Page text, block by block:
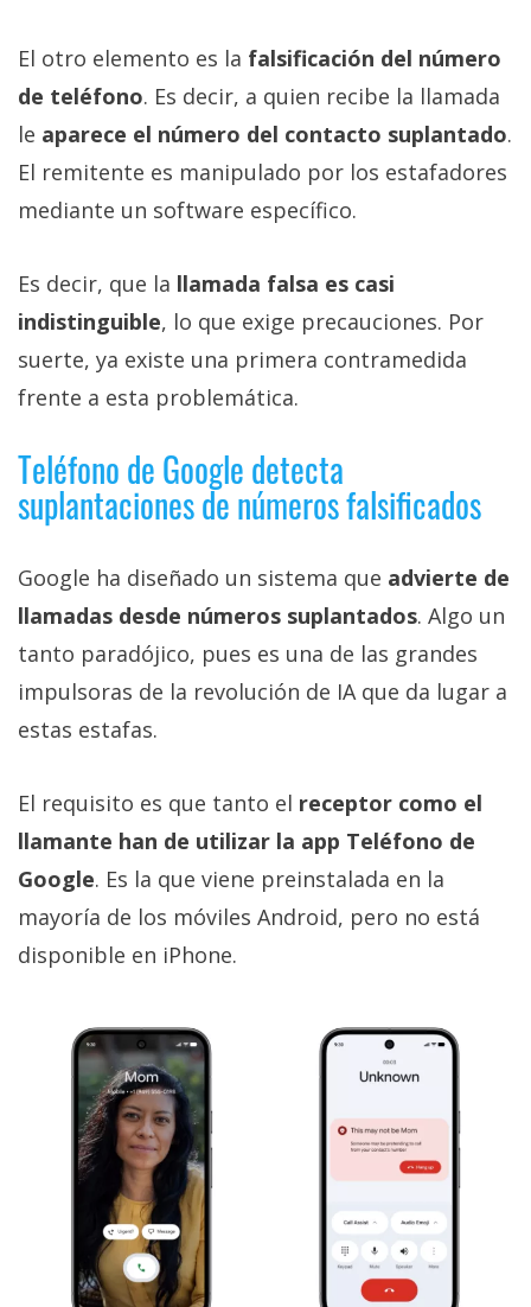
El otro elemento es la falsificación del número
de teléfono. Es decir, a quien recibe la llamada
le aparece el número del contacto suplantado.
El remitente es manipulado por los estafadores
mediante un software específico.
Es decir, que la llamada falsa es casi
indistinguible, lo que exige precauciones. Por
suerte, ya existe una primera contramedida
frente a esta problemática.
Teléfono de Google detecta
suplantaciones de números falsificados
Google ha diseñado un sistema que advierte de
llamadas desde números suplantados. Algo un
tanto paradójico, pues es una de las grandes
impulsoras de la revolución de IA que da lugar a
estas estafas.
El requisito es que tanto el receptor como el
llamante han de utilizar la app Teléfono de
Google. Es la que viene preinstalada en la
mayoría de los móviles Android, pero no está
disponible en iPhone.